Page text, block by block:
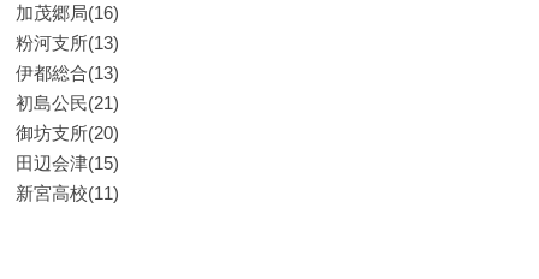
加茂郷局(16)
粉河支所(13)
伊都総合(13)
初島公民(21)
御坊支所(20)
田辺会津(15)
新宮高校(11)